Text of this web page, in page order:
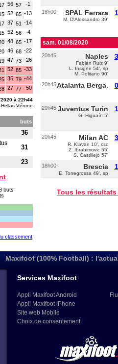
56 57 -1
52 65 -13
37 51 -14
52 56 -4
48 65 -17
46 68 -22
47 73 -26
52 85 -33
35 79 -44
27 77 -50
à 22h44
Vérone
buts
36
31
23
buts
classement
18h00 SPAL Ferrara
M. D'Alessandro 39'
sam. 01/08/2020
20h45 Naples
Fabián Ruiz 9'
L. Insigne 54', sp
M. Politano 90'
20h45Atalanta Berga.
20h45 Juventus Turin
G. Higuaín 5'
20h45 Milan AC
R. Klavan 10', csc
Z. Ibrahimovic 55'
S. Castillejo 57'
18h00 Brescia
E. Torregrossa 49', sp
Tous les
Maxifoot (100% Football) :
Services Maxifoot
Appli Maxifoot Android
Appli Maxifoot iPhone
Site web Mobile
Choix de consentement